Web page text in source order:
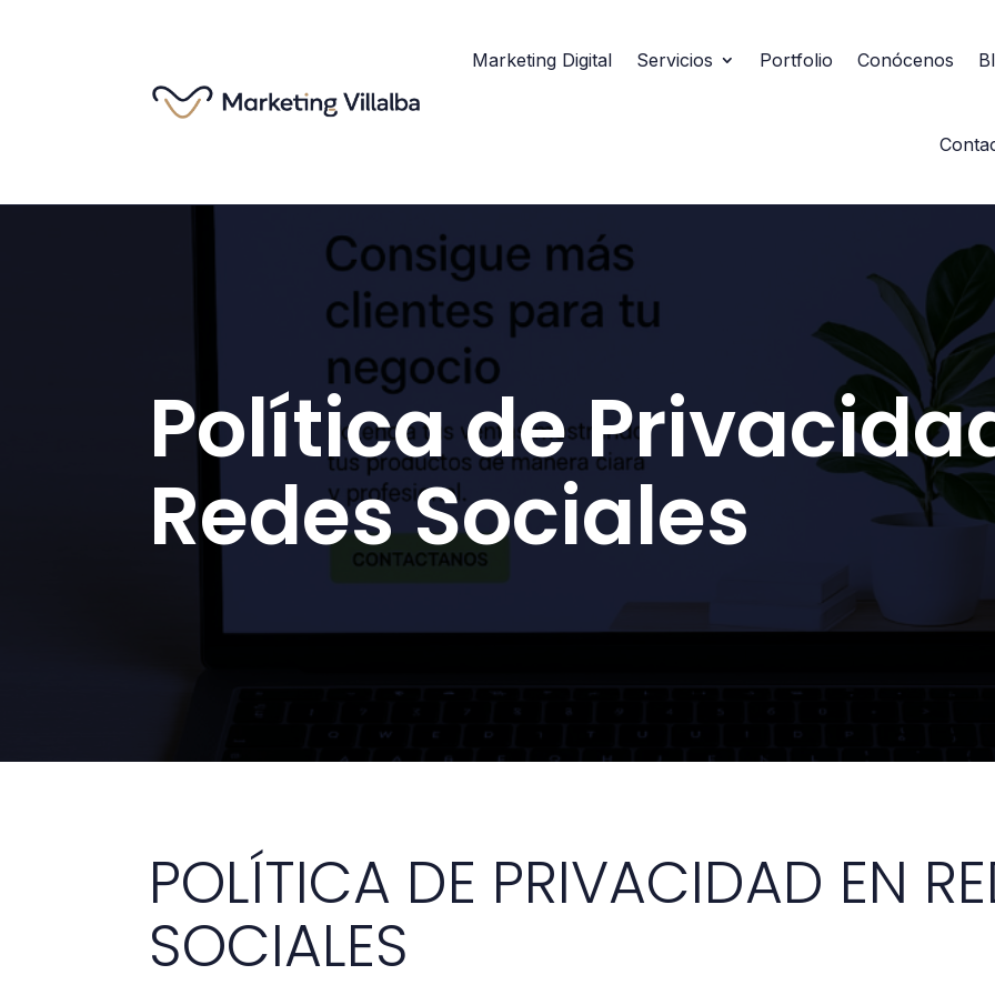
Marketing Digital Servicios Portfolio Conócenos
Política de
Redes Sociales
POLÍTICA DE PRIVACIDAD EN
SOCIALES